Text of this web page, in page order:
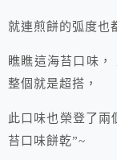
就連煎餅的弧度也
瞧瞧這海苔口味
整個就是超搭，
此口味也榮登了兩
苔口味餅乾”~